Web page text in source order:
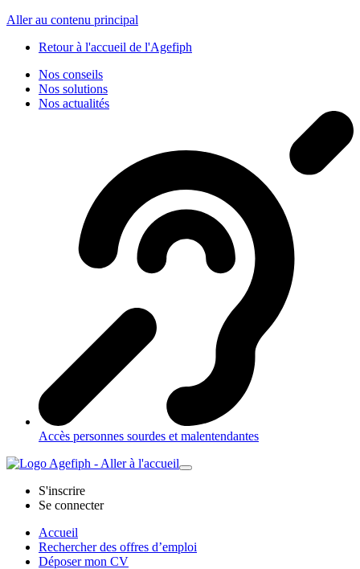
Aller au contenu principal
Retour à l'accueil de l'Agefiph
Nos conseils
Nos solutions
Nos actualités
Accès personnes sourdes et malentendantes
S'inscrire
Se connecter
Accueil
Rechercher des offres d’emploi
Déposer mon CV